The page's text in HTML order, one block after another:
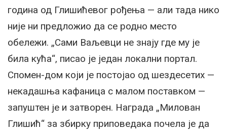
година од Глишићевог рођења — али тада нико
није ни предложио да се родно место
обележи. „Сами Ваљевци не знају где му је
била кућа“, писао је један локални портал.
Спомен-дом који је постојао од шездесетих —
некадашња кафаница с малом поставком —
запуштен је и затворен. Награда „Милован
Глишић“ за збирку приповедака почела је да